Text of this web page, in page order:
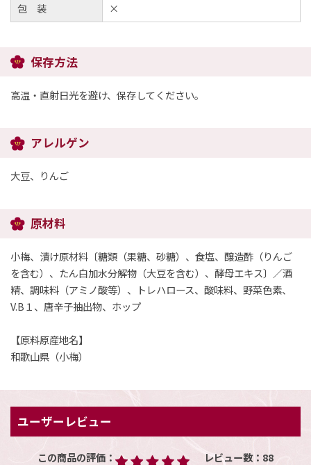
包 装
×
保存方法
高温・直射日光を避け、保存してください。
アレルゲン
大豆、りんご
原材料
小梅、漬け原材料〔糖類（果糖、砂糖）、食塩、醸造酢（りんご
を含む）、たん白加水分解物（大豆を含む）、酵母エキス〕／酒
精、調味料（アミノ酸等）、トレハロース、酸味料、野菜色素、
V.B１、唐辛子抽出物、ホップ
【原料原産地名】
和歌山県（小梅）
ユーザーレビュー
この商品の評価： レビュー数： 88